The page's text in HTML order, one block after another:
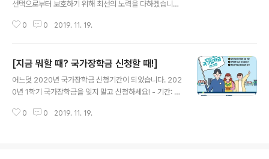
선택으로부터 보호하기 위해 최선의 노력을 다하겠습니다.
터 운영 ☑️ 자살 예방 문화 확산 ​ #학생 #청소년 #생명존
0 0 2019. 11. 19.
[지금 뭐할 때? 국가장학금 신청할 때!]
어느덧 2020년 국가장학금 신청기간이 되었습니다. 202
0년 1학기 국가장학금을 잊지 말고 신청하세요! - 기간: 2
입생, 편입생, 재입학생, 복학생, 입학예정자(고3, 재수생
0 0 2019. 11. 19.